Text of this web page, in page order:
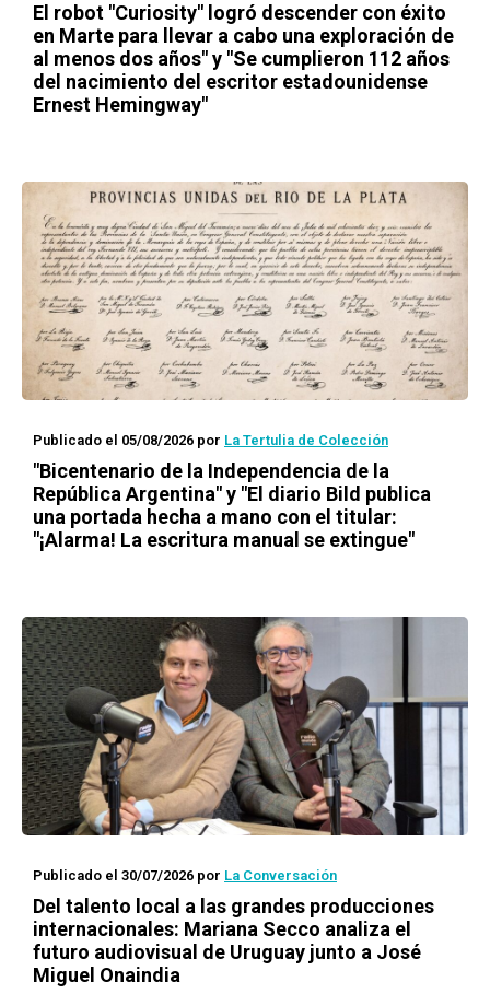
El robot "Curiosity" logró descender con éxito
en Marte para llevar a cabo una exploración de
al menos dos años" y "Se cumplieron 112 años
del nacimiento del escritor estadounidense
Ernest Hemingway"
Publicado el 05/08/2026 por La Tertulia de Colección
"Bicentenario de la Independencia de la
República Argentina" y "El diario Bild publica
una portada hecha a mano con el titular:
"¡Alarma! La escritura manual se extingue"
Publicado el 30/07/2026 por La Conversación
Del talento local a las grandes producciones
internacionales: Mariana Secco analiza el
futuro audiovisual de Uruguay junto a José
Miguel Onaindia